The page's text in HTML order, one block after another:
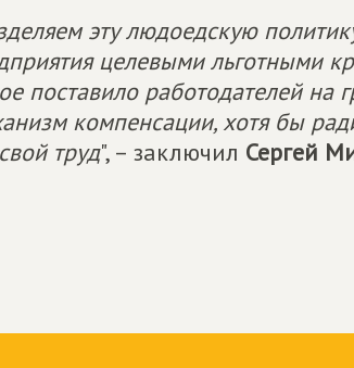
эту людоедскую
целевыми льготными
поставило работодателей на
компенсации, хотя бы
труд", – заключил Сергей